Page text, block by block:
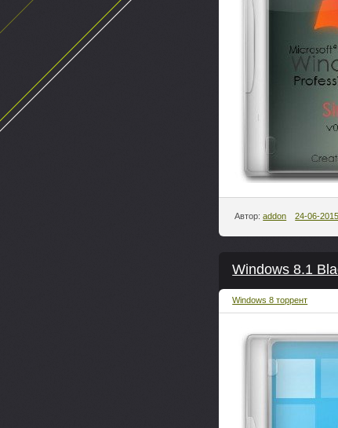
Автор:addon 24-06-
Windows 8.1
Windows 8 торрент